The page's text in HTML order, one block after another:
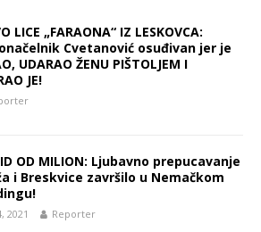
LICE „FARAONA“ IZ LESKOVCA:
Cvetanović osuđivan jer je
UDARAO ŽENU PIŠTOLJEM I
JE!
OD MILION: Ljubavno prepucavanje
i Breskvice završilo u Nemačkom
2021 Reporter